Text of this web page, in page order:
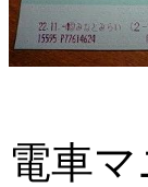
電車